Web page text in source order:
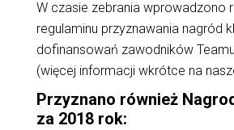
W czasie zebrania wprowadzono
regulaminu przyznawania nagród
dofinansowań zawodników
(więcej informacji wkrótce na
Przyznano również
za 2018 rok: